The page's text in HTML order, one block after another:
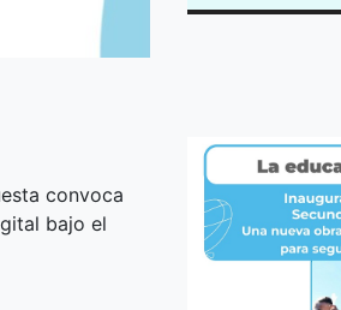
convoca
bajo el